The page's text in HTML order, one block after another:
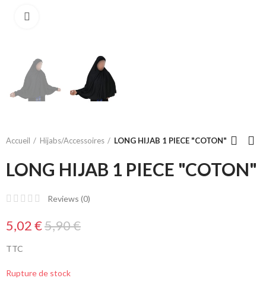
Accueil Hijabs/Accessoires LONG HIJAB 1 PIECE "COTON"
LONG HIJAB 1 PIECE "COTON"
Reviews (0)
5,02 €5,90 €
TTC
Rupture de stock